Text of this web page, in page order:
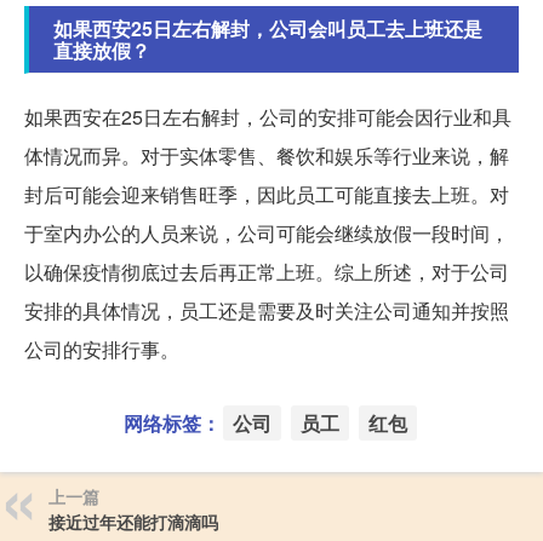
如果西安25日左右解封，公司会叫员工去上班还是
直接放假？
如果西安在25日左右解封，公司的安排可能会因行业和具
体情况而异。对于实体零售、餐饮和娱乐等行业来说，解
封后可能会迎来销售旺季，因此员工可能直接去上班。对
于室内办公的人员来说，公司可能会继续放假一段时间，
以确保疫情彻底过去后再正常上班。综上所述，对于公司
安排的具体情况，员工还是需要及时关注公司通知并按照
公司的安排行事。
网络标签： 公司 员工 红包
上一篇
接近过年还能打滴滴吗